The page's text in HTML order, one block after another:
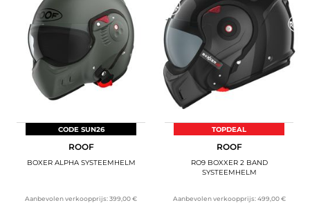
CODE SUN26
ROOF
BOXER ALPHA SYSTEEMHELM
Aanbevolen verkoopprijs:399,00 €
TOPDEAL
ROOF
RO9 BOXXER 2 BAND
SYSTEEMHELM
Aanbevolen verkoopprijs: 499,00 €